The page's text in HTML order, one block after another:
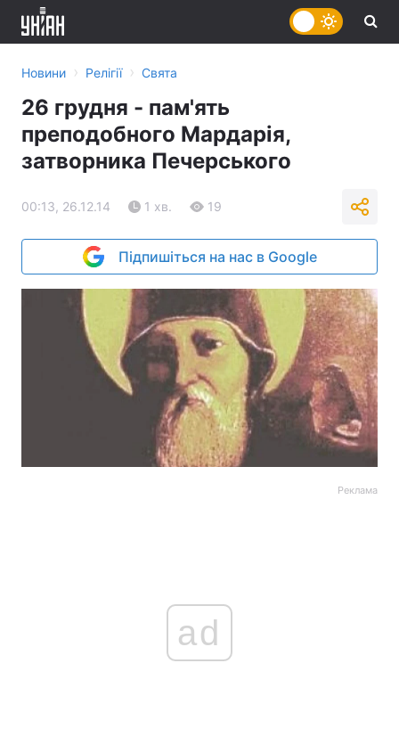
Новини › Релігії › Свята
26 грудня - пам'ять
преподобного Мардарія,
затворника Печерського
00:13, 26.12.14 1 хв. 19
Підпишіться на нас в Google
Реклама
ad